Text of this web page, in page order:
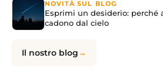
NOVITÀ SUL BLOG
Esprimi un desiderio: perché
cadono dal cielo
Il nostro blog